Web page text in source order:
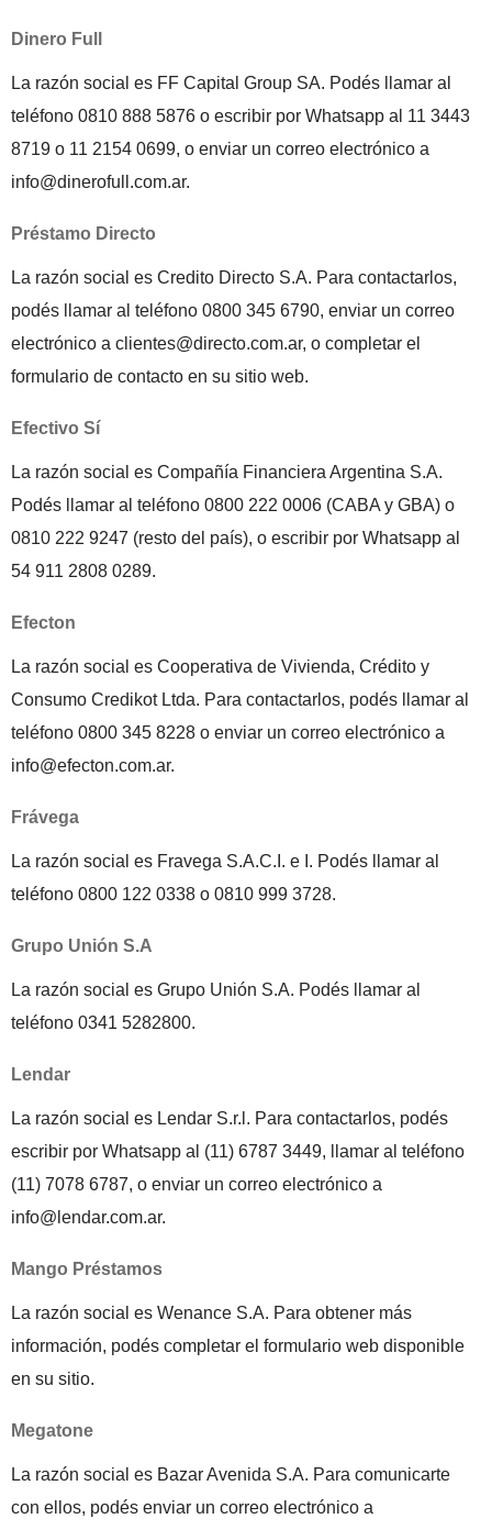
Dinero Full
La razón social es FF Capital Group SA. Podés llamar al
teléfono 0810 888 5876 o escribir por Whatsapp al 11 3443
8719 o 11 2154 0699, o enviar un correo electrónico a
info@dinerofull.com.ar.
Préstamo Directo
La razón social es Credito Directo S.A. Para contactarlos,
podés llamar al teléfono 0800 345 6790, enviar un correo
electrónico a clientes@directo.com.ar, o completar el
formulario de contacto en su sitio web.
Efectivo Sí
La razón social es Compañía Financiera Argentina S.A.
Podés llamar al teléfono 0800 222 0006 (CABA y GBA) o
0810 222 9247 (resto del país), o escribir por Whatsapp al
54 911 2808 0289.
Efecton
La razón social es Cooperativa de Vivienda, Crédito y
Consumo Credikot Ltda. Para contactarlos, podés llamar al
teléfono 0800 345 8228 o enviar un correo electrónico a
info@efecton.com.ar.
Frávega
La razón social es Fravega S.A.C.I. e I. Podés llamar al
teléfono 0800 122 0338 o 0810 999 3728.
Grupo Unión S.A
La razón social es Grupo Unión S.A. Podés llamar al
teléfono 0341 5282800.
Lendar
La razón social es Lendar S.r.l. Para contactarlos, podés
escribir por Whatsapp al (11) 6787 3449, llamar al teléfono
(11) 7078 6787, o enviar un correo electrónico a
info@lendar.com.ar.
Mango Préstamos
La razón social es Wenance S.A. Para obtener más
información, podés completar el formulario web disponible
en su sitio.
Megatone
La razón social es Bazar Avenida S.A. Para comunicarte
con ellos, podés enviar un correo electrónico a